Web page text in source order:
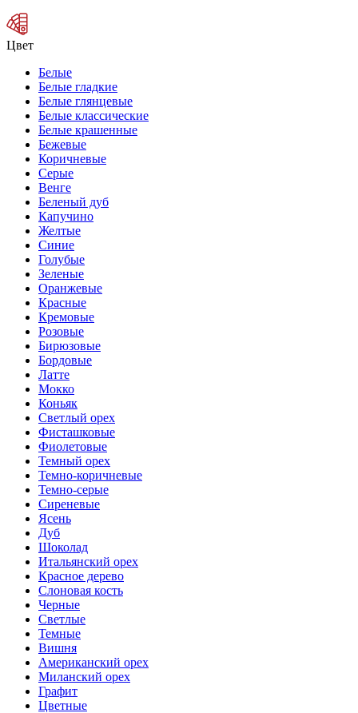
Цвет
Белые
Белые гладкие
Белые глянцевые
Белые классические
Белые крашенные
Бежевые
Коричневые
Серые
Венге
Беленый дуб
Капучино
Желтые
Синие
Голубые
Зеленые
Оранжевые
Красные
Кремовые
Розовые
Бирюзовые
Бордовые
Латте
Мокко
Коньяк
Светлый орех
Фисташковые
Фиолетовые
Темный орех
Темно-коричневые
Темно-серые
Сиреневые
Ясень
Дуб
Шоколад
Итальянский орех
Красное дерево
Слоновая кость
Черные
Светлые
Темные
Вишня
Американский орех
Миланский орех
Графит
Цветные